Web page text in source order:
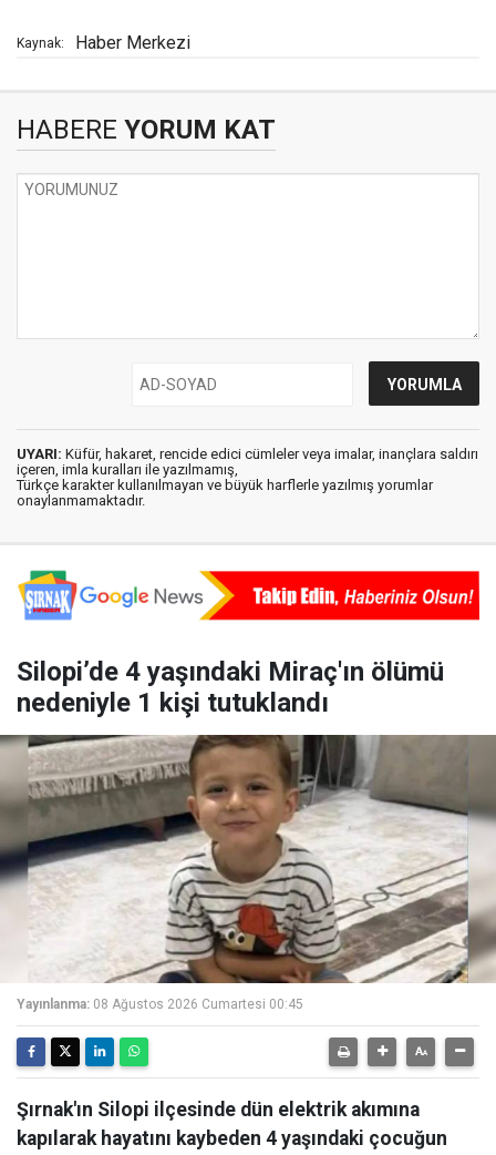
Kaynak: Haber Merkezi
HABERE YORUM KAT
UYARI: Küfür, hakaret, rencide edici cümleler veya imalar, inançlara saldırı
içeren, imla kuralları ile yazılmamış,
Türkçe karakter kullanılmayan ve büyük harflerle yazılmış yorumlar
onaylanmamaktadır.
Silopi’de 4 yaşındaki Miraç'ın ölümü
nedeniyle 1 kişi tutuklandı
Yayınlanma: 08 Ağustos 2026 Cumartesi 00:45
Şırnak'ın Silopi ilçesinde dün elektrik akımına
kapılarak hayatını kaybeden 4 yaşındaki çocuğun